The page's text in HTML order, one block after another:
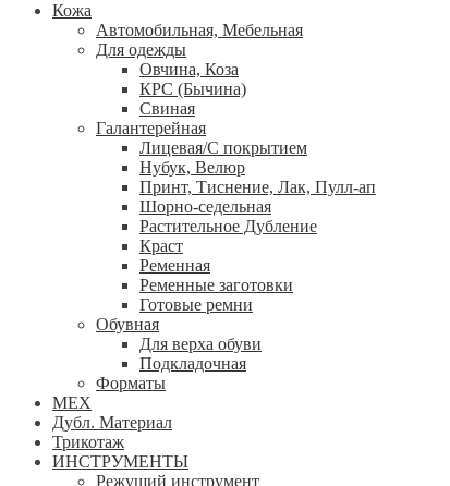
Кожа
Автомобильная, Мебельная
Для одежды
Овчина, Коза
КРС (Бычина)
Свиная
Галантерейная
Лицевая/С покрытием
Нубук, Велюр
Принт, Тиснение, Лак, Пулл-ап
Шорно-седельная
Растительное Дубление
Краст
Ременная
Ременные заготовки
Готовые ремни
Обувная
Для верха обуви
Подкладочная
Форматы
МЕХ
Дубл. Материал
Трикотаж
ИНСТРУМЕНТЫ
Режущий инструмент